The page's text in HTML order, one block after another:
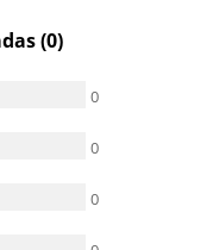
(0)
0
0
0